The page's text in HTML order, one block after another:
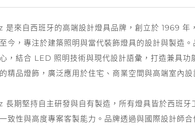
實績應用
照明設計
是來自西班牙的高端設計燈具品牌，創立於 1969 年
今，專注於建築照明與當代裝飾燈具的設計與製造。
，結合 LED 照明技術與現代設計語彙，打造兼具功
精品燈飾，廣泛應用於住宅、商業空間與高端室內設
長期堅持自主研發與自有製造，所有燈具皆於西班牙
致性與高度專案客製能力。品牌透過與國際設計師合